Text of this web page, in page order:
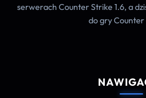
serwerach Counter Strike 1.6, a
do gry Counter